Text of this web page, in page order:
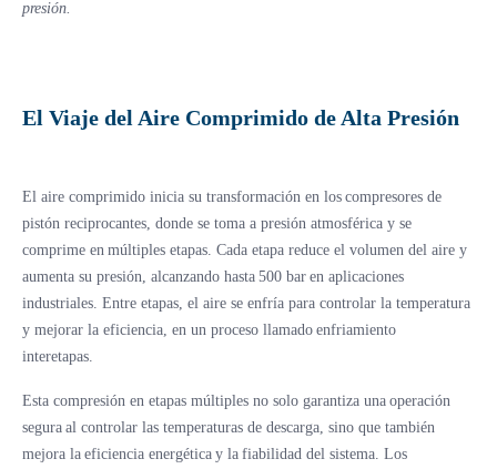
presión.
El Viaje del Aire Comprimido de Alta Presión
El aire comprimido inicia su transformación en los compresores de
pistón reciprocantes, donde se toma a presión atmosférica y se
comprime en múltiples etapas. Cada etapa reduce el volumen del aire y
aumenta su presión, alcanzando hasta 500 bar en aplicaciones
industriales. Entre etapas, el aire se enfría para controlar la temperatura
y mejorar la eficiencia, en un proceso llamado enfriamiento
interetapas.
Esta compresión en etapas múltiples no solo garantiza una operación
segura al controlar las temperaturas de descarga, sino que también
mejora la eficiencia energética y la fiabilidad del sistema. Los